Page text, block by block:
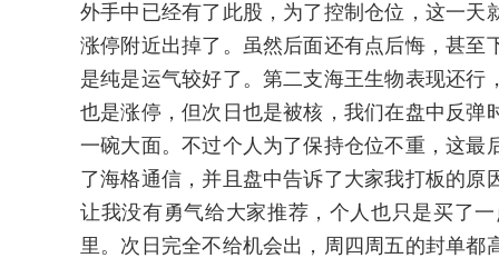
外手中已经有了此股，为了控制仓位，这一
涨停附近出掉了。虽然后面还有点后悔，甚
是纯是运气较好了。第二支海王生物表现还行
也是涨停，但次日也是被核，我们在盘中反
一碗大面。不过个人为了保持仓位不重，这最
了海格通信，并且盘中告诉了大家我打板的原
让我没有勇气给大家推荐，个人也只是买了
里。次日完全不给机会出，周四周五的封单